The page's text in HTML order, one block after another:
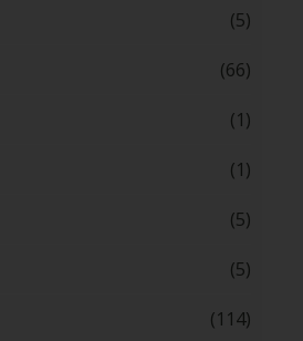
(5)
(66)
(1)
(1)
(5)
(5)
(114)